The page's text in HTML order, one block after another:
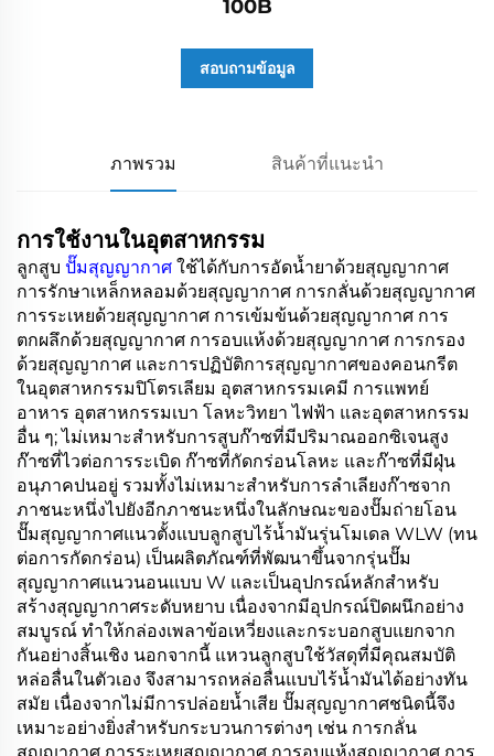
100B
สอบถามข้อมูล
ภาพรวม สินค้าที่แนะนำ
การใช้งานในอุตสาหกรรม
ลูกสูบ ปั๊มสุญญากาศ ใช้ได้กับการอัดน้ำยาด้วยสุญญากาศ
การรักษาเหล็กหลอมด้วยสุญญากาศ การกลั่นด้วยสุญญากาศ
การระเหยด้วยสุญญากาศ การเข้มข้นด้วยสุญญากาศ การ
ตกผลึกด้วยสุญญากาศ การอบแห้งด้วยสุญญากาศ การกรอง
ด้วยสุญญากาศ และการปฏิบัติการสุญญากาศของคอนกรีต
ในอุตสาหกรรมปิโตรเลียม อุตสาหกรรมเคมี การแพทย์
อาหาร อุตสาหกรรมเบา โลหะวิทยา ไฟฟ้า และอุตสาหกรรม
อื่น ๆ; ไม่เหมาะสำหรับการสูบก๊าซที่มีปริมาณออกซิเจนสูง
ก๊าซที่ไวต่อการระเบิด ก๊าซที่กัดกร่อนโลหะ และก๊าซที่มีฝุ่น
อนุภาคปนอยู่ รวมทั้งไม่เหมาะสำหรับการลำเลียงก๊าซจาก
ภาชนะหนึ่งไปยังอีกภาชนะหนึ่งในลักษณะของปั๊มถ่ายโอน
ปั๊มสุญญากาศแนวตั้งแบบลูกสูบไร้น้ำมันรุ่นโมเดล WLW (ทน
ต่อการกัดกร่อน) เป็นผลิตภัณฑ์ที่พัฒนาขึ้นจากรุ่นปั๊ม
สุญญากาศแนวนอนแบบ W และเป็นอุปกรณ์หลักสำหรับ
สร้างสุญญากาศระดับหยาบ เนื่องจากมีอุปกรณ์ปิดผนึกอย่าง
สมบูรณ์ ทำให้กล่องเพลาข้อเหวี่ยงและกระบอกสูบแยกจาก
กันอย่างสิ้นเชิง นอกจากนี้ แหวนลูกสูบใช้วัสดุที่มีคุณสมบัติ
หล่อลื่นในตัวเอง จึงสามารถหล่อลื่นแบบไร้น้ำมันได้อย่างทัน
สมัย เนื่องจากไม่มีการปล่อยน้ำเสีย ปั๊มสุญญากาศชนิดนี้จึง
เหมาะอย่างยิ่งสำหรับกระบวนการต่างๆ เช่น การกลั่น